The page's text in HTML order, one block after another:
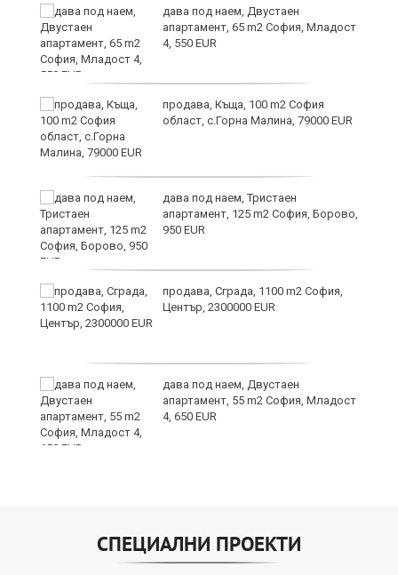
дава под наем, Двустаен
апартамент, 65 m2 София, Младост
4, 550 EUR
продава, Къща, 100 m2 София
област, с.Горна Малина, 79000 EUR
дава под наем, Тристаен
апартамент, 125 m2 София, Борово,
950 EUR
продава, Сграда, 1100 m2 София,
Център, 2300000 EUR
дава под наем, Двустаен
апартамент, 55 m2 София, Младост
4, 650 EUR
СПЕЦИАЛНИ ПРОЕКТИ